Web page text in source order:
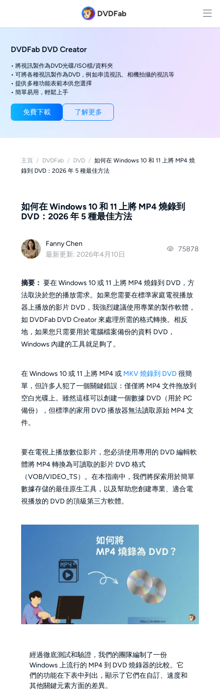
DVDFab
DVDFab DVD Creator
• 將視訊製作為DVD光碟/ISO檔/資料夾
• 可將各種視訊製作為DVD，例如串流視訊、相機拍攝的視訊等
• 提供多種功能表範本供您選擇
• 簡單易用，輕鬆上手
免費下載 了解更多
主頁 / DVDFab / DVD / 如何在 Windows 10 和 11 上將 MP4 燒
錄到 DVD：2026 年 5 種最佳方法
如何在 Windows 10 和 11 上將 MP4 燒錄到
DVD：2026 年 5 種最佳方法
Fanny Chen
最新更新: 2026年4月10日
75878
摘要： 要在 Windows 10 或 11 上將 MP4 燒錄到 DVD，方
法取決於您的播放需求。如果您需要在標準家庭電視播放
器上播放的影片 DVD，我強烈建議使用專業的製作軟體，
如 DVDFab DVD Creator 來處理所需的格式轉換。相反
地，如果您只需要用於電腦檔案備份的資料 DVD，
Windows 內建的工具就足夠了。
在 Windows 10 或 11 上將 MP4 或 MKV 燒錄到 DVD 很簡
單，但許多人犯了一個關鍵錯誤：僅僅將 MP4 文件拖放到
空白光碟上。雖然這樣可以創建一個數據 DVD（用於 PC
備份），但標準的家用 DVD 播放器無法讀取原始 MP4 文
件。
要在電視上播放數位影片，您必須使用專用的 DVD 編輯軟
體將 MP4 轉換為可讀取的影片 DVD 格式
（VOB/VIDEO_TS）。在本指南中，我們將探索用於簡單
數據存儲的最佳原生工具，以及幫助您創建專業、適合電
視播放的 DVD 的頂級第三方軟體。
經過徹底測試和驗證，我們的團隊編制了一份
Windows 上流行的 MP4 到 DVD 燒錄器的比較。它
們的功能在下表中列出，顯示了它們在自訂、速度和
其他關鍵元素方面的差異。